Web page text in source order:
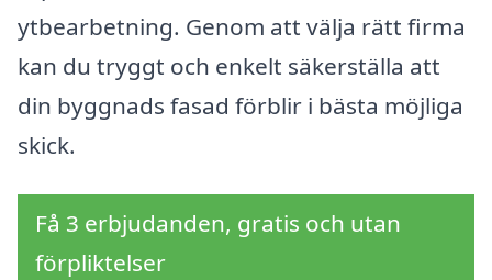
ytbearbetning. Genom att välja rätt firma
kan du tryggt och enkelt säkerställa att
din byggnads fasad förblir i bästa möjliga
skick.
Få 3 erbjudanden, gratis och utan
förpliktelser